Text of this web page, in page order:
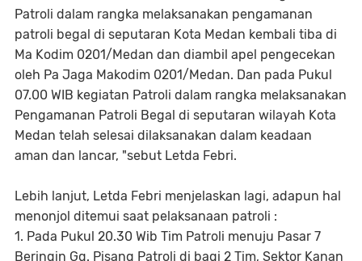
Patroli dalam rangka melaksanakan pengamanan
patroli begal di seputaran Kota Medan kembali tiba di
Ma Kodim 0201/Medan dan diambil apel pengecekan
oleh Pa Jaga Makodim 0201/Medan. Dan pada Pukul
07.00 WIB kegiatan Patroli dalam rangka melaksanakan
Pengamanan Patroli Begal di seputaran wilayah Kota
Medan telah selesai dilaksanakan dalam keadaan
aman dan lancar, "sebut Letda Febri.
Lebih lanjut, Letda Febri menjelaskan lagi, adapun hal
menonjol ditemui saat pelaksanaan patroli :
1. Pada Pukul 20.30 Wib Tim Patroli menuju Pasar 7
Beringin Gg. Pisang Patroli di bagi 2 Tim, Sektor Kanan